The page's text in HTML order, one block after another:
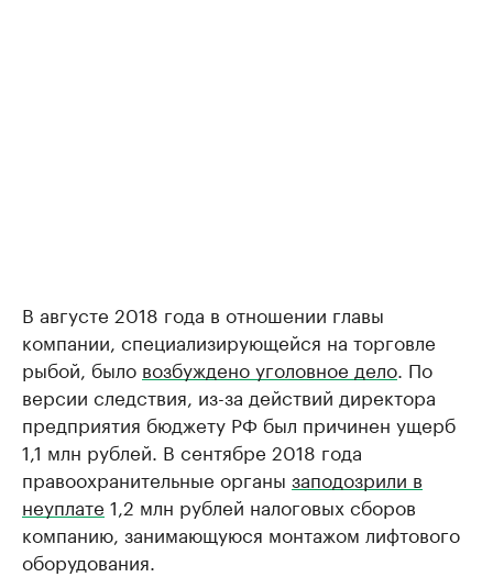
В августе 2018 года в отношении главы
компании, специализирующейся на торговле
рыбой, было возбуждено уголовное дело . По
версии следствия, из-за действий директора
предприятия бюджету РФ был причинен ущерб
1,1 млн рублей. В сентябре 2018 года
правоохранительные органы заподозрили в
неуплате 1,2 млн рублей налоговых сборов
компанию, занимающуюся монтажом лифтового
оборудования.